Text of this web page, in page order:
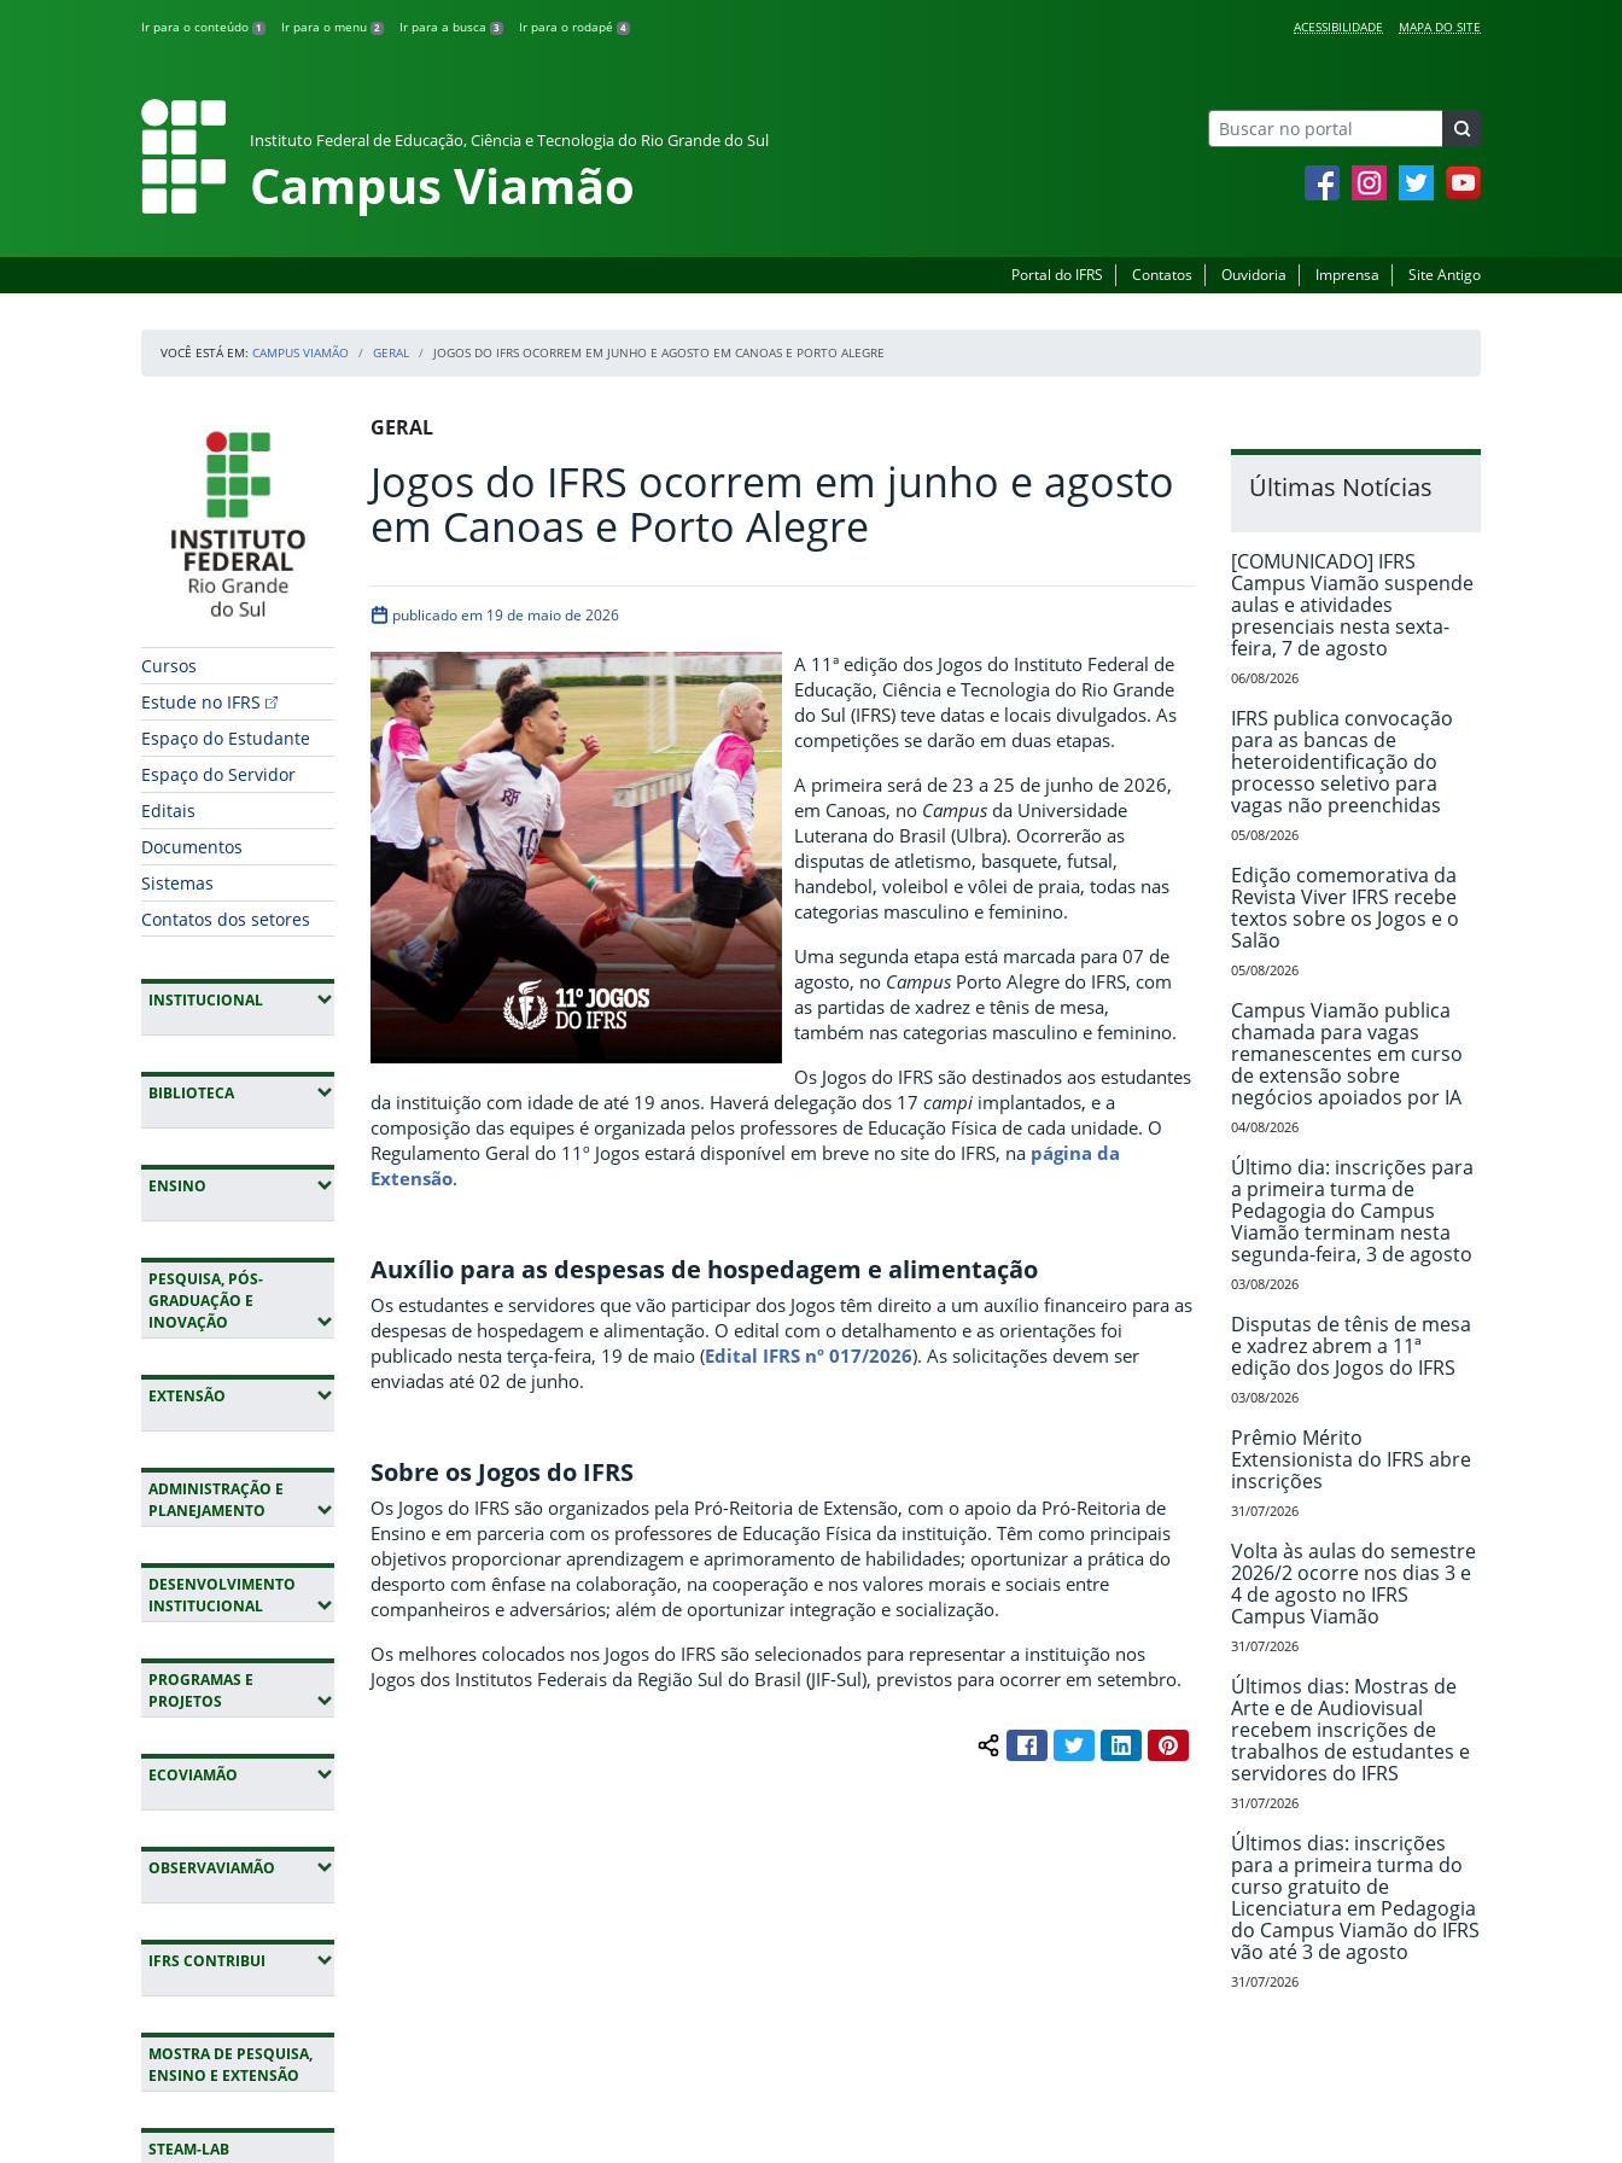
Ir para o conteúdo 1 Ir para o menu 2 Ir para a busca 3 Ir para o rodapé 4 ACESSIBILIDADE MAPA DO SITE
Instituto Federal de Educação, Ciência e Tecnologia do Rio Grande do Sul
Campus Viamão FacebookInstagramTwitter YouTube
Portal do IFRS Contatos Ouvidoria Imprensa Site Antigo
VOCÊ ESTÁ EM: CAMPUS VIAMÃO GERAL JOGOS DO IFRS OCORREM EM JUNHO E AGOSTO EM CANOAS E PORTO ALEGRE
Início da navegação
Cursos
Estude no IFRS
Espaço do Estudante
Espaço do Servidor
Editais
Documentos
Sistemas
Contatos dos setores
INSTITUCIONAL(EXPANDIR SUBMENUS)
BIBLIOTECA(EXPANDIR SUBMENUS)
ENSINO (EXPANDIR SUBMENUS)
PESQUISA, PÓS-
GRADUAÇÃO E
INOVAÇÃO (EXPANDIR SUBMENUS)
EXTENSÃO (EXPANDIR SUBMENUS)
ADMINISTRAÇÃO E
PLANEJAMENTO (EXPANDIR SUBMENUS)
DESENVOLVIMENTO
INSTITUCIONAL(EXPANDIR SUBMENUS)
PROGRAMAS E
PROJETOS (EXPANDIR SUBMENUS)
ECOVIAMÃO (EXPANDIR SUBMENUS)
OBSERVAVIAMÃO (EXPANDIR SUBMENUS)
IFRS CONTRIBUI (EXPANDIR SUBMENUS)
MOSTRA DE PESQUISA,
ENSINO E EXTENSÃO
STEAM-LAB
Início do conteúdo
GERAL
Jogos do IFRS ocorrem em junho e agosto
em Canoas e Porto Alegre
publicado em 19 de maio de 2026
A 11ª edição dos Jogos do Instituto Federal de
Educação, Ciência e Tecnologia do Rio Grande
do Sul (IFRS) teve datas e locais divulgados. As
competições se darão em duas etapas.
A primeira será de 23 a 25 de junho de 2026,
em Canoas, no Campus da Universidade
Luterana do Brasil (Ulbra). Ocorrerão as
disputas de atletismo, basquete, futsal,
handebol, voleibol e vôlei de praia, todas nas
categorias masculino e feminino.
Uma segunda etapa está marcada para 07 de
agosto, no Campus Porto Alegre do IFRS, com
as partidas de xadrez e tênis de mesa,
também nas categorias masculino e feminino.
Os Jogos do IFRS são destinados aos estudantes
da instituição com idade de até 19 anos. Haverá delegação dos 17 campi implantados, e a
composição das equipes é organizada pelos professores de Educação Física de cada unidade. O
Regulamento Geral do 11º Jogos estará disponível em breve no site do IFRS, na página da
Extensão.
Auxílio para as despesas de hospedagem e alimentação
Os estudantes e servidores que vão participar dos Jogos têm direito a um auxílio financeiro para as
despesas de hospedagem e alimentação. O edital com o detalhamento e as orientações foi
publicado nesta terça-feira, 19 de maio (Edital IFRS nº 017/2026). As solicitações devem ser
enviadas até 02 de junho.
Sobre os Jogos do IFRS
Os Jogos do IFRS são organizados pela Pró-Reitoria de Extensão, com o apoio da Pró-Reitoria de
Ensino e em parceria com os professores de Educação Física da instituição. Têm como principais
objetivos proporcionar aprendizagem e aprimoramento de habilidades; oportunizar a prática do
desporto com ênfase na colaboração, na cooperação e nos valores morais e sociais entre
companheiros e adversários; além de oportunizar integração e socialização.
Os melhores colocados nos Jogos do IFRS são selecionados para representar a instituição nos
Jogos dos Institutos Federais da Região Sul do Brasil (JIF-Sul), previstos para ocorrer em setembro.
Compartilhar conteúdo:
FacebookTwitterLinkedInPinterest
Últimas Notícias
[COMUNICADO] IFRS
Campus Viamão suspende
aulas e atividades
presenciais nesta sexta-
feira, 7 de agosto
06/08/2026
IFRS publica convocação
para as bancas de
heteroidentificação do
processo seletivo para
vagas não preenchidas
05/08/2026
Edição comemorativa da
Revista Viver IFRS recebe
textos sobre os Jogos e o
Salão
05/08/2026
Campus Viamão publica
chamada para vagas
remanescentes em curso
de extensão sobre
negócios apoiados por IA
04/08/2026
Último dia: inscrições para
a primeira turma de
Pedagogia do Campus
Viamão terminam nesta
segunda-feira, 3 de agosto
03/08/2026
Disputas de tênis de mesa
e xadrez abrem a 11ª
edição dos Jogos do IFRS
03/08/2026
Prêmio Mérito
Extensionista do IFRS abre
inscrições
31/07/2026
Volta às aulas do semestre
2026/2 ocorre nos dias 3 e
4 de agosto no IFRS
Campus Viamão
31/07/2026
Últimos dias: Mostras de
Arte e de Audiovisual
recebem inscrições de
trabalhos de estudantes e
servidores do IFRS
31/07/2026
Últimos dias: inscrições
para a primeira turma do
curso gratuito de
Licenciatura em Pedagogia
do Campus Viamão do IFRS
vão até 3 de agosto
31/07/2026